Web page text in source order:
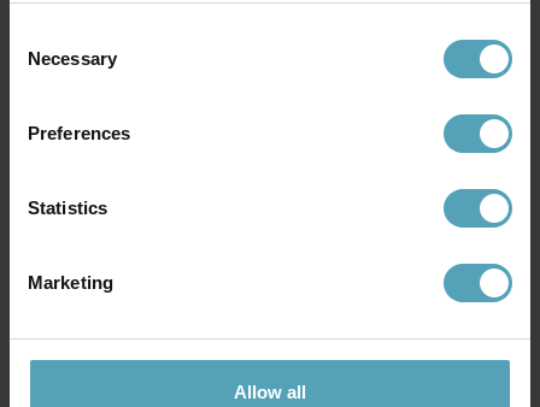
Selection
Necessary
Preferences
Statistics
Marketing
Allow all
kr 512 kr 271
TILBUD